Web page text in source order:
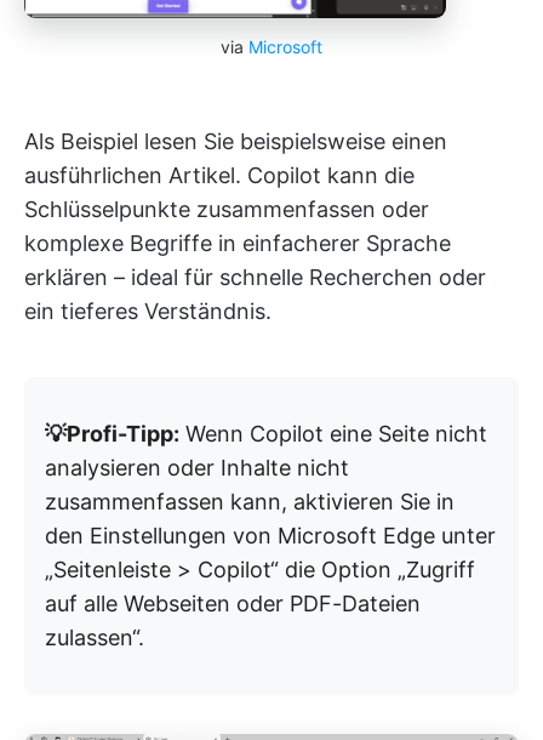
via Microsoft
Als Beispiel lesen Sie beispielsweise einen
ausführlichen Artikel. Copilot kann die
Schlüsselpunkte zusammenfassen oder
komplexe Begriffe in einfacherer Sprache
erklären – ideal für schnelle Recherchen oder
ein tieferes Verständnis.
💡Profi-Tipp: Wenn Copilot eine Seite nicht
analysieren oder Inhalte nicht
zusammenfassen kann, aktivieren Sie in
den Einstellungen von Microsoft Edge unter
„Seitenleiste > Copilot“ die Option „Zugriff
auf alle Webseiten oder PDF-Dateien
zulassen“.